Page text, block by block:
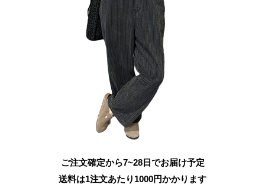
ご注文確定から7~28日でお届け予定
送料は1注文あたり 1000円かかります